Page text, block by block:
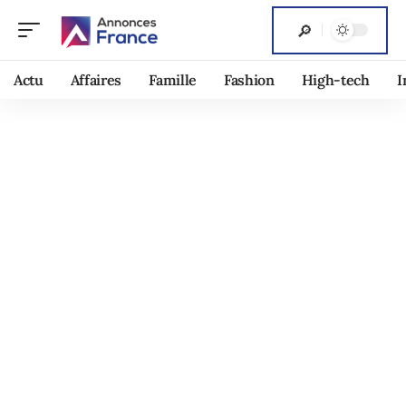
Actu Affaires Famille Fashion High-tech